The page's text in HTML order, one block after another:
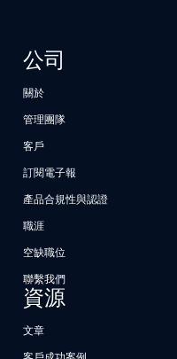
公司
關於
管理團隊
客戶
訂閱電子報
產品合規性與認證
職涯
空缺職位
聯繫我們
資源
文章